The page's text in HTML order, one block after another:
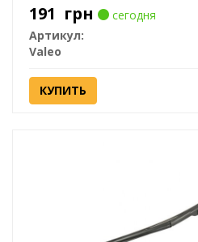
191 грн
сегодня
Артикул:
Valeo
КУПИТЬ